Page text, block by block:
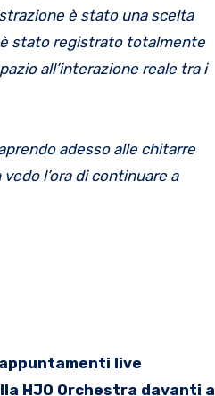
è stato una scelta
è stato registrato totalmente
all’interazione reale tra i
adesso alle chitarre
l’ora di continuare a
live
HJO Orchestra davanti a